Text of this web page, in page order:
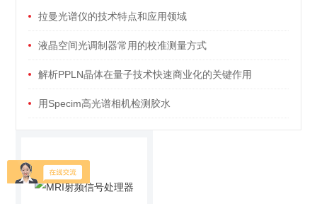
拉曼光谱仪的技术特点和应用领域
液晶空间光调制器常用的校准测量方式
解析PPLN晶体在量子技术快速商业化的关键作用
（一）：应用技术
用Specim高光谱相机检测胶水